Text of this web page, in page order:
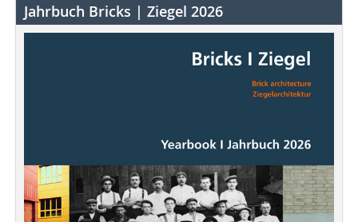
Jahrbuch Bricks | Ziegel 2026